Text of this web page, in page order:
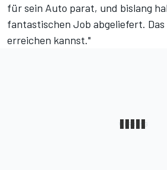
für sein Auto parat, und bislang
fantastischen Job abgeliefert. Das
erreichen kannst."